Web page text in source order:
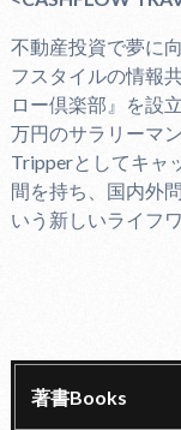
不動産投資で夢に
フスタイルの情報
ロー倶楽部』を設
万円のサラリーマ
Tripperとしてキャ
間を持ち、国内外
いう新しいライフ
著書Books